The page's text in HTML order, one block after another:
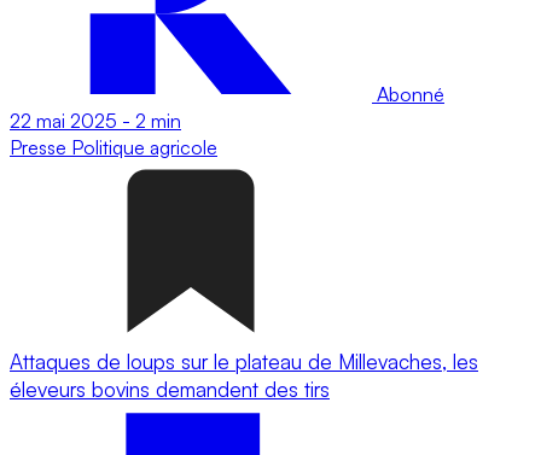
Abonné
22 mai 2025 - 2 min
Presse Politique agricole
Attaques de loups sur le plateau de Millevaches, les
éleveurs bovins demandent des tirs